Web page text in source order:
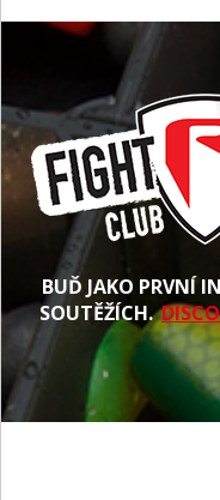
BUĎ JAKO PRVNÍ
SOUTĚŽÍCH.